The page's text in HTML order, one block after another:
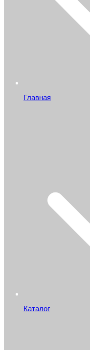
Главная
Каталог